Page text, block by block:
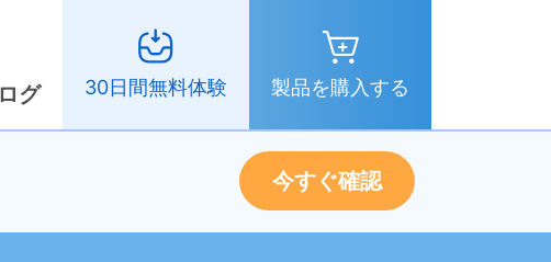
グ 30日間無料体験 製品を購入する
今すぐ確認